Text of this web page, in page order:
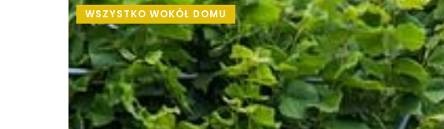
WSZYSTKO WOKÓŁ DOMU
HOBBY
06 | 08 | 2022